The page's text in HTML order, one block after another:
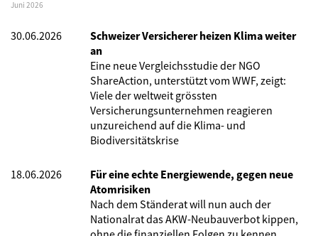
Juni 2026
30.06.2026
Schweizer Versicherer heizen Klima weiter
an
Eine neue Vergleichsstudie der NGO
ShareAction, unterstützt vom WWF, zeigt:
Viele der weltweit grössten
Versicherungsunternehmen reagieren
unzureichend auf die Klima- und
Biodiversitätskrise
18.06.2026
Für eine echte Energiewende, gegen neue
Atomrisiken
Nach dem Ständerat will nun auch der
Nationalrat das AKW-Neubauverbot kippen,